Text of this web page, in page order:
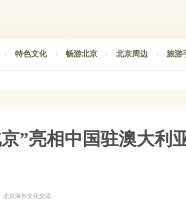
特色文化 畅游北京 北京周边 旅游
”亮相中国驻澳大利
北京海外文化交流